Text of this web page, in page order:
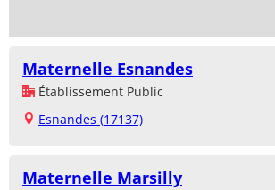
Maternelle Esnandes
Établissement Public
Esnandes (17137)
Maternelle Marsilly